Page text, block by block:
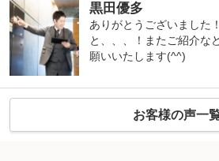
黒田優多
ありがとうございました
と、、、！またご紹介な
願いいたします(^^)
お客様の声一